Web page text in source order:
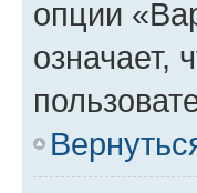
опции
означает,